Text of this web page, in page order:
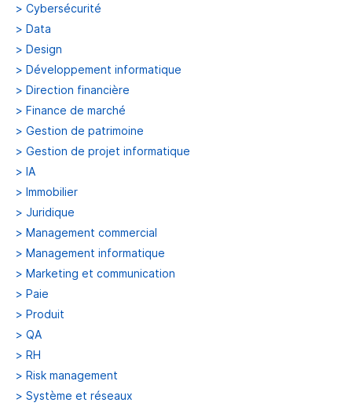
> Cybersécurité
> Data
> Design
> Développement informatique
> Direction financière
> Finance de marché
> Gestion de patrimoine
> Gestion de projet informatique
> IA
> Immobilier
> Juridique
> Management commercial
> Management informatique
> Marketing et communication
> Paie
> Produit
> QA
> RH
> Risk management
> Système et réseaux